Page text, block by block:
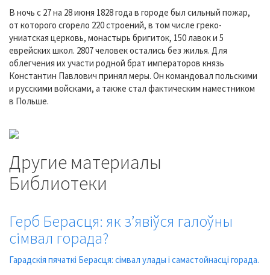
В ночь с 27 на 28 июня 1828 года в городе был сильный пожар,
от которого сгорело 220 строений, в том числе греко-
униатская церковь, монастырь бригиток, 150 лавок и 5
еврейских школ. 2807 человек остались без жилья. Для
облегчения их участи родной брат императоров князь
Константин Павлович принял меры. Он командовал польскими
и русскими войсками, а также стал фактическим наместником
в Польше.
Другие материалы
Библиотеки
Герб Берасця: як з’явіўся галоўны
сімвал горада?
Гарадскія пячаткі Берасця: сімвал улады і самастойнасці горада.